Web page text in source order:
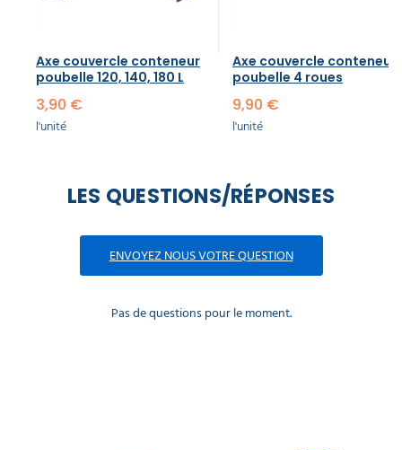
Axe couvercle conteneur
poubelle​ 120, 140, 180 L
3,90 €
l'unité
Axe couvercle conteneur
poubelle​ 4 roues
9,90 €
l'unité
LES QUESTIONS/RÉPONSES
ENVOYEZ NOUS VOTRE QUESTION
Pas de questions pour le moment.